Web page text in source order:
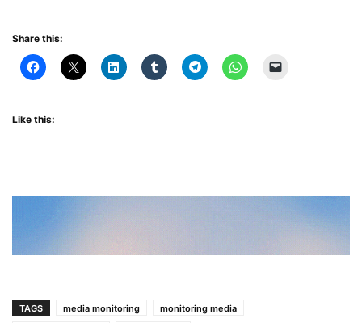
Share this:
Like this:
TAGS media monitoring
monitoring media